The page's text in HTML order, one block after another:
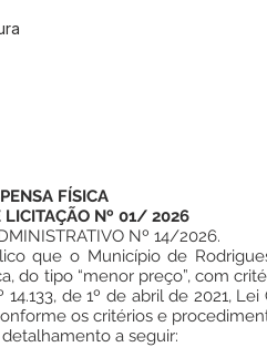
FÍSICA
LICITAÇÃO Nº 01/ 2026
Nº 14/2026.
que o Município de
do tipo “menor preço”, com
14.133, de 1º de abril de 2021,
os critérios e
a seguir: